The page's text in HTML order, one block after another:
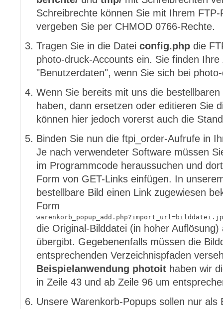
Schreibrechte können Sie mit Ihrem
vergeben Sie per CHMOD 0766-Rechte.
Tragen Sie in die Datei config.php die
photo-druck-Accounts ein. Sie finden
"Benutzerdaten", wenn Sie sich bei
Wenn Sie bereits mit uns die
haben, dann ersetzen oder editieren Sie
können hier jedoch vorerst auch die
Binden Sie nun die ftpi_order-Aufrufe in
Je nach verwendeter Software müssen
im Programmcode heraussuchen und
Form von GET-Links einfügen. In
bestellbare Bild einen Link zugewiesen
Form
die Original-Bilddatei (in hoher
übergibt. Gegebenenfalls müssen die
entsprechenden Verzeichnispfaden
Beispielanwendung photoit haben wir
in Zeile 43 und ab Zeile 96 um
Unsere Warenkorb-Popups sollen nur als